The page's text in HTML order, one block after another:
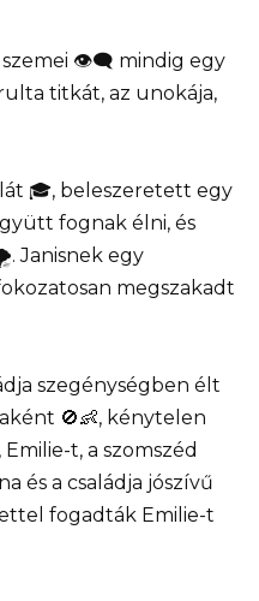
szemei 👁️‍🗨️ mindig egy
titkát, az unokája,
🎓, beleszeretett egy
fognak élni, és
Janisnek egy
megszakadt
szegénységben élt
🚫👶, kénytelen
t, a szomszéd
és a családja jószívű
fogadták Emilie-t